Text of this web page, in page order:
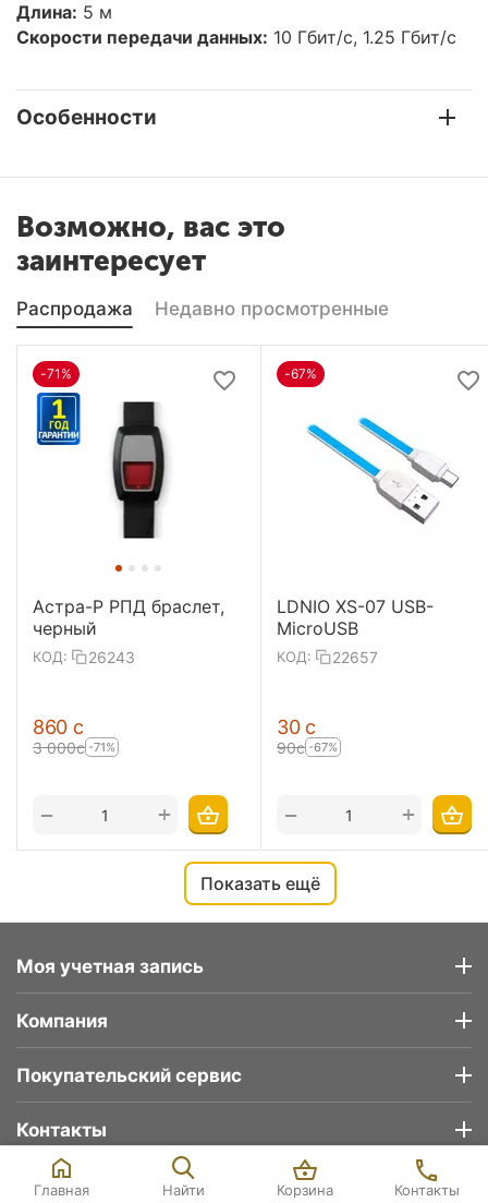
Длина: 5 м
Скорости передачи данных: 10 Гбит/с, 1.25 Гбит/с
Особенности
Возможно, вас это
заинтересует
Распродажа Недавно просмотренные
-71%
Астра-Р РПД браслет,
черный
КОД: 26243
‍860‍ с
3 000с -71%
+
−
-67%
LDNIO XS-07 USB-
MicroUSB
КОД: 22657
‍30‍ с
‍90‍с -67%
+
−
Показать ещё
Моя учетная запись
Компания
Покупательский сервис
Контакты
© 2026 Deltatech.kg
5 170 с
5 390с
Уточняйте наличие
товара в магазине
В корзину
Главная Найти Корзина Контакты